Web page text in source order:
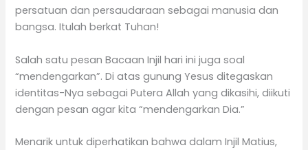
persatuan dan persaudaraan sebagai manusia dan
bangsa. Itulah berkat Tuhan!
Salah satu pesan Bacaan Injil hari ini juga soal
“mendengarkan”. Di atas gunung Yesus ditegaskan
identitas-Nya sebagai Putera Allah yang dikasihi, diikuti
dengan pesan agar kita “mendengarkan Dia.”
Menarik untuk diperhatikan bahwa dalam Injil Matius,